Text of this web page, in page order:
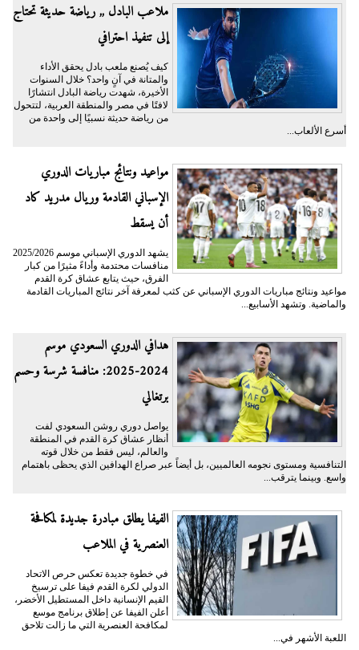
ملاعب البادل ,, رياضة حديثة تحتاج
إلى تنفيذ احترافي
كيف يُصنع ملعب بادل يحقق الأداء
والمتانة في آنٍ واحد؟ خلال السنوات
الأخيرة، شهدت رياضة البادل انتشارًا
لافتًا في مصر والمنطقة العربية، لتتحول
من رياضة حديثة نسبيًا إلى واحدة من
أسرع الألعاب...
مواعيد ونتائج مباريات الدوري
الإسباني القادمة وريال مدريد كاد
أن يسقط
يشهد الدوري الإسباني موسم 2025/2026
منافسات محتدمة وأداءً مثيرًا من كبار
الفرق، حيث يتابع عشاق كرة القدم
مواعيد ونتائج مباريات الدوري الإسباني عن كثب لمعرفة آخر نتائج المباريات القادمة
والماضية. وتشهد الأسابيع...
هدافي الدوري السعودي موسم
2024-2025: منافسة شرسة وحسم
برتغالي
يواصل دوري روشن السعودي لفت
أنظار عشاق كرة القدم في المنطقة
والعالم، ليس فقط من خلال قوته
التنافسية ومستوى نجومه العالميين، بل أيضاً عبر صراع الهدافين الذي يحظى باهتمام
واسع. وبينما يترقب...
الفيفا يطلق مبادرة جديدة لمكافحة
العنصرية في الملاعب
في خطوة جديدة تعكس حرص الاتحاد
الدولي لكرة القدم فيفا على ترسيخ
القيم الإنسانية داخل المستطيل الأخضر،
أعلن الفيفا عن إطلاق برنامج موسع
لمكافحة العنصرية التي ما زالت تلاحق
اللعبة الأشهر في...